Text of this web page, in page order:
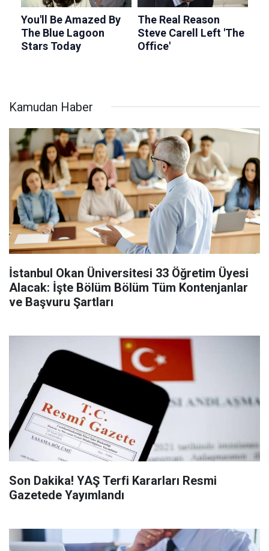
Kamudan Haber
İstanbul Okan Üniversitesi 33 Öğretim Üyesi
Alacak: İşte Bölüm Bölüm Tüm Kontenjanlar
ve Başvuru Şartları
Son Dakika! YAŞ Terfi Kararları Resmi
Gazetede Yayımlandı